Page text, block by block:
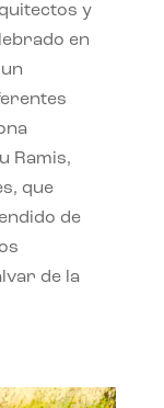
y
en
Ramis,
que
de
de la